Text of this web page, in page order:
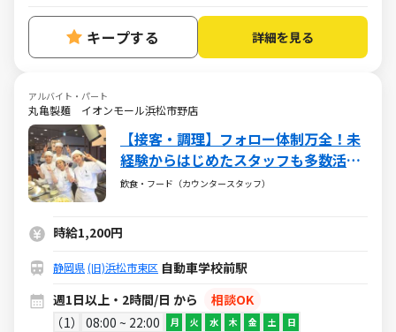
キープする 詳細を見る
アルバイト・パート
丸亀製麺 イオンモール浜松市野店
【接客・調理】フォロー体制万全！未
経験からはじめたスタッフも多数活躍
中！週0勤務もOK☆髪色自由◎短時間
飲食・フード（カウンタースタッフ）
時給1,200円
静岡県(旧)浜松市東区 自動車学校前駅
週1日以上・2時間/日 から
相談OK
1
08:00 ~ 22:00 月 火 水 木 金 土 日